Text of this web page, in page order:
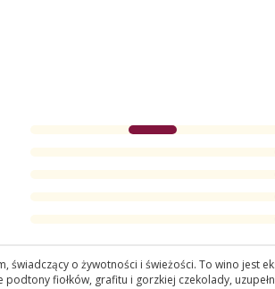
świadczący o żywotności i świeżości. To wino jest
fiołków, grafitu i gorzkiej czekolady,